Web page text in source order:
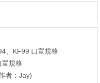
、KF99 口罩規格
罩規格
者：Jay)